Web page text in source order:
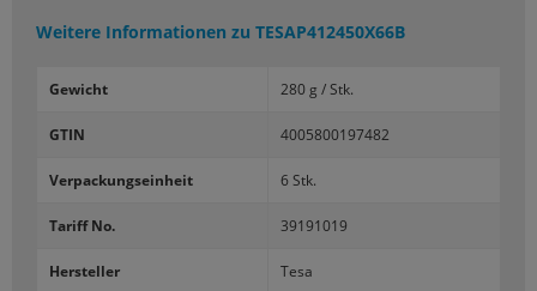
Weitere Informationen zu TESAP412450X66B
Gewicht 280 g / Stk.
GTIN 4005800197482
Verpackungseinheit 6 Stk.
Tariff No. 39191019
Hersteller Tesa